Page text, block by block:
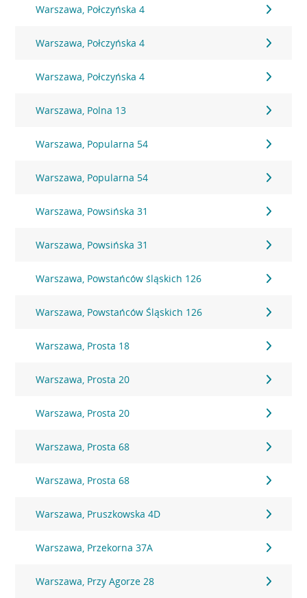
Warszawa, Połczyńska 4
Warszawa, Połczyńska 4
Warszawa, Połczyńska 4
Warszawa, Polna 13
Warszawa, Popularna 54
Warszawa, Popularna 54
Warszawa, Powsińska 31
Warszawa, Powsińska 31
Warszawa, Powstańców śląskich 126
Warszawa, Powstańców Śląskich 126
Warszawa, Prosta 18
Warszawa, Prosta 20
Warszawa, Prosta 20
Warszawa, Prosta 68
Warszawa, Prosta 68
Warszawa, Pruszkowska 4D
Warszawa, Przekorna 37A
Warszawa, Przy Agorze 28